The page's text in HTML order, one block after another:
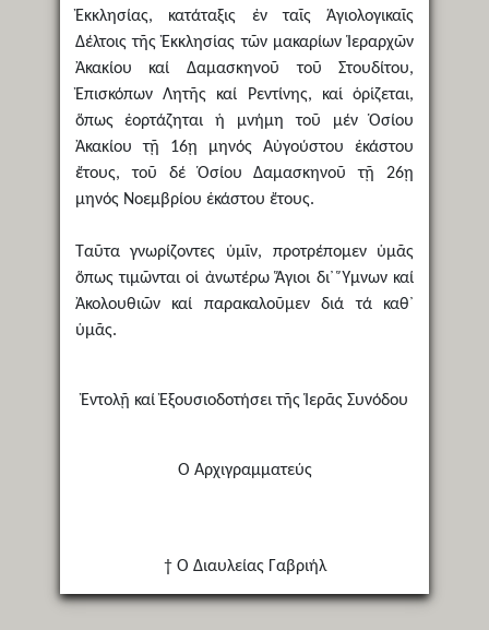
Ἐκκλησίας, κατάταξις ἐν ταῖς Ἁγιολογικαῖς
Δέλτοις τῆς Ἐκκλησίας τῶν μακαρίων Ἱεραρχῶν
Ἀκακίου καί Δαμασκηνοῦ τοῦ Στουδίτου,
Ἐπισκόπων Λητῆς καί Ρεντίνης, καί ὁρίζεται,
ὅπως ἑορτάζηται ἡ μνήμη τοῦ μέν Ὁσίου
Ἀκακίου τῇ 16ῃ μηνός Αὐγούστου ἑκάστου
ἔτους, τοῦ δέ Ὁσίου Δαμασκηνοῦ τῇ 26ῃ
μηνός Νοεμβρίου ἑκάστου ἔτους.
Ταῦτα γνωρίζοντες ὑμῖν, προτρέπομεν ὑμᾶς
ὅπως τιμῶνται οἱ ἀνωτέρω Ἅγιοι δι᾿ Ὕμνων καί
Ἀκολουθιῶν καί παρακαλοῦμεν διά τά καθ᾿
ὑμᾶς.
Ἐντολῇ καί Ἐξουσιοδοτήσει τῆς Ἱερᾶς Συνόδου
Ὁ Ἀρχιγραμματεύς
† Ὁ Διαυλείας Γαβριήλ